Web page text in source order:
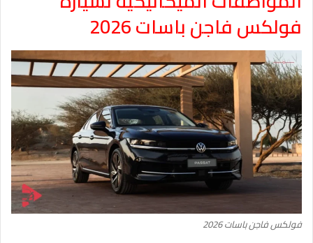
فولكس فاجن باسات 2026
فولكس فاجن باسات 2026